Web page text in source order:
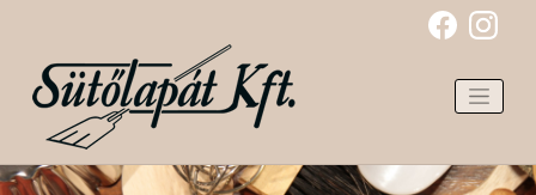
content